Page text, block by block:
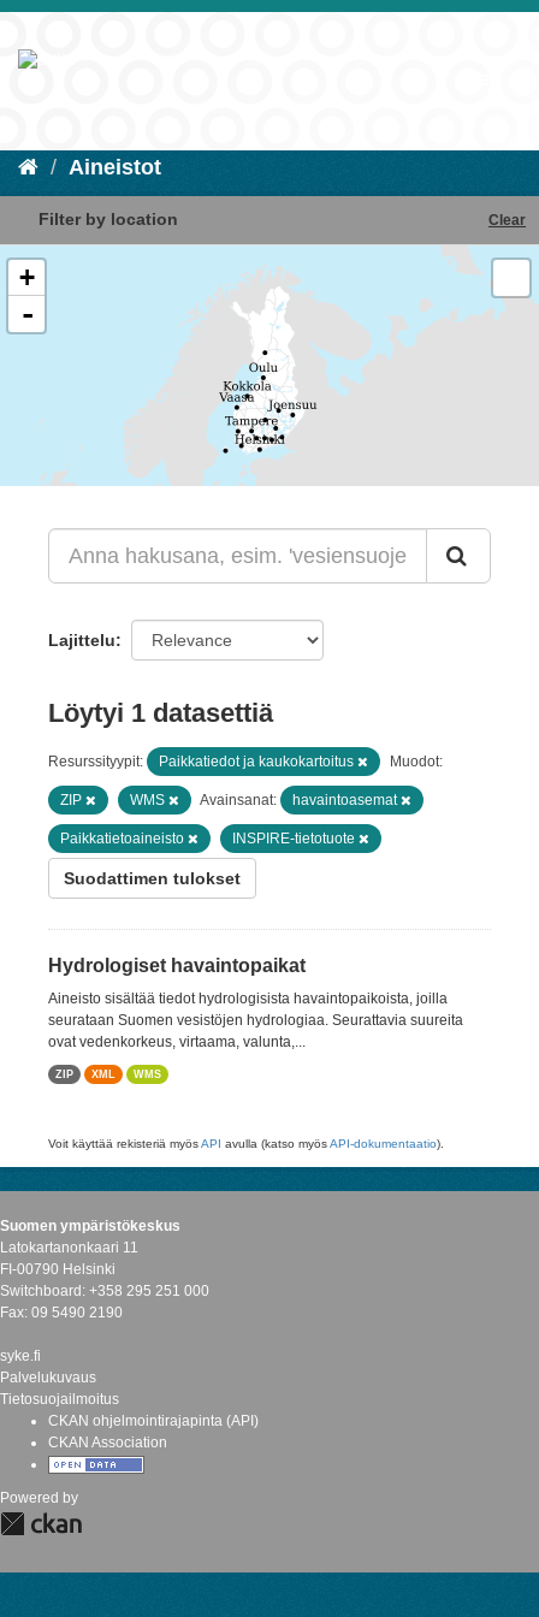
Aineistot
Filter by location Clear
+
-
Lajittelu
Löytyi 1 datasettiä
Resurssityypit: Paikkatiedot ja kaukokartoitus Muodot:
ZIP WMS Avainsanat: havaintoasemat
Paikkatietoaineisto INSPIRE-tietotuote
Suodattimen tulokset
Hydrologiset havaintopaikat
Aineisto sisältää tiedot hydrologisista havaintopaikoista, joilla
seurataan Suomen vesistöjen hydrologiaa. Seurattavia suureita
ovat vedenkorkeus, virtaama, valunta,...
ZIP XML WMS
Voit käyttää rekisteriä myösAPI avulla (katso myösAPI-dokumentaatio).
Suomen ympäristökeskus
Latokartanonkaari 11
FI-00790 Helsinki
Switchboard: +358 295 251 000
Fax: 09 5490 2190
syke.fi
Palvelukuvaus
Tietosuojailmoitus
CKAN ohjelmointirajapinta (API)
CKAN Association
Powered by